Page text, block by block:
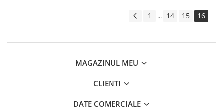
1 ... 14 15 16
MAGAZINUL MEU
CLIENTI
DATE COMERCIALE